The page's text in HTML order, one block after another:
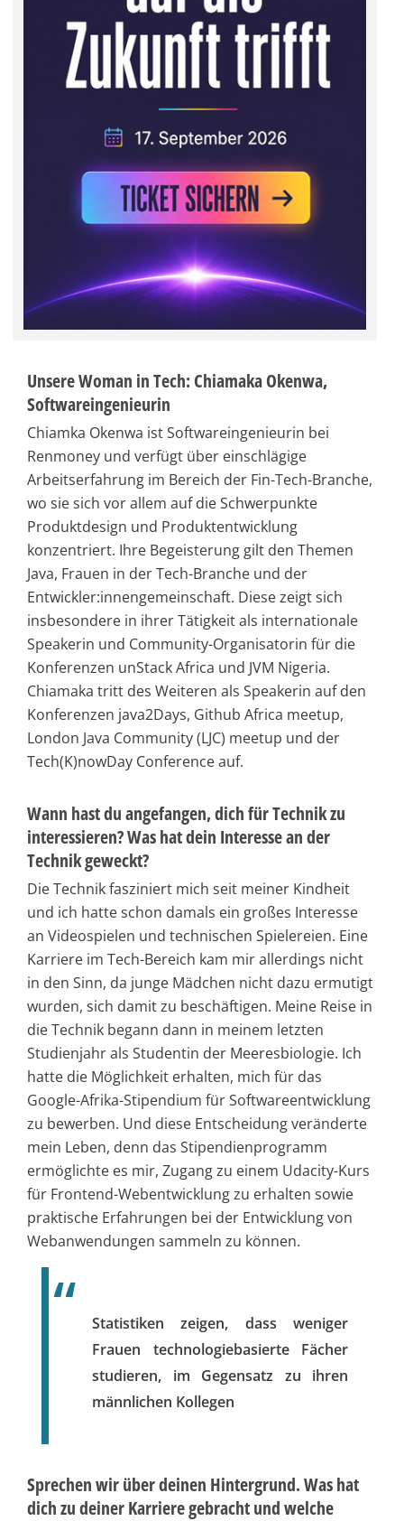
Unsere Woman in Tech: Chiamaka Okenwa,
Softwareingenieurin
Chiamka Okenwa ist Softwareingenieurin bei
Renmoney und verfügt über einschlägige
Arbeitserfahrung im Bereich der Fin-Tech-Branche,
wo sie sich vor allem auf die Schwerpunkte
Produktdesign und Produktentwicklung
konzentriert. Ihre Begeisterung gilt den Themen
Java, Frauen in der Tech-Branche und der
Entwickler:innengemeinschaft. Diese zeigt sich
insbesondere in ihrer Tätigkeit als internationale
Speakerin und Community-Organisatorin für die
Konferenzen unStack Africa und JVM Nigeria.
Chiamaka tritt des Weiteren als Speakerin auf den
Konferenzen java2Days, Github Africa meetup,
London Java Community (LJC) meetup und der
Tech(K)nowDay Conference auf.
Wann hast du angefangen, dich für Technik zu
interessieren? Was hat dein Interesse an der
Technik geweckt?
Die Technik fasziniert mich seit meiner Kindheit
und ich hatte schon damals ein großes Interesse
an Videospielen und technischen Spielereien. Eine
Karriere im Tech-Bereich kam mir allerdings nicht
in den Sinn, da junge Mädchen nicht dazu ermutigt
wurden, sich damit zu beschäftigen. Meine Reise in
die Technik begann dann in meinem letzten
Studienjahr als Studentin der Meeresbiologie. Ich
hatte die Möglichkeit erhalten, mich für das
Google-Afrika-Stipendium für Softwareentwicklung
zu bewerben. Und diese Entscheidung veränderte
mein Leben, denn das Stipendienprogramm
ermöglichte es mir, Zugang zu einem Udacity-Kurs
für Frontend-Webentwicklung zu erhalten sowie
praktische Erfahrungen bei der Entwicklung von
Webanwendungen sammeln zu können.
Statistiken zeigen, dass weniger
Frauen technologiebasierte Fächer
studieren, im Gegensatz zu ihren
männlichen Kollegen
Sprechen wir über deinen Hintergrund. Was hat
dich zu deiner Karriere gebracht und welche